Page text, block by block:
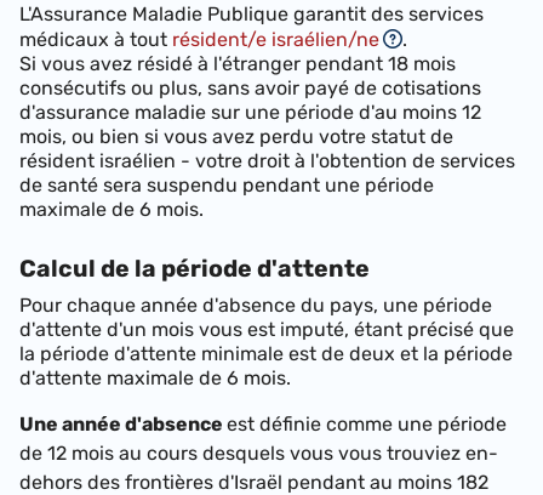
​L'Assurance Maladie Publique garantit des services
médicaux à tout résident/e israélien/ne
.
Si vous avez résidé à l'étranger pendant 18 mois
consécutifs ou plus, sans avoir payé de cotisations
d'assurance maladie sur une période d'au moins 12
mois, ou bien si vous avez perdu votre statut de
résident israélien - votre droit à l'obtention de services
de santé sera suspendu pendant une période
maximale de 6 mois.
Calcul de la période d'attente
Pour chaque année d'absence du pays, une période
d'attente d'un mois vous est imputé, étant précisé que
la période d'attente minimale est de deux et la période
d'attente maximale de 6 mois.
Une année d'absence est définie comme une période
de 12 mois au cours desquels vous vous trouviez en-
dehors des frontières d'Israël pendant au moins 182